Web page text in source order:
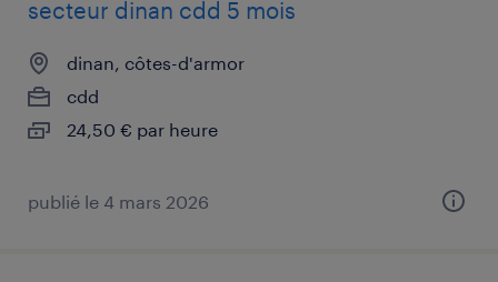
secteur dinan cdd 5 mois
dinan, côtes-d'armor
cdd
24,50 € par heure
publié le 4 mars 2026